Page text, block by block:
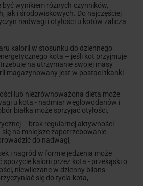
wynikiem różnych czynników,
jak i środowiskowych. Do najczęściej
nadwagi i otyłości u kotów zalicza
kalorii w stosunku do dziennego
kota – jeśli kot przyjmuje
na utrzymanie swojej masy
magazynowany jest w postaci tkanki
lub niezrównoważona dieta może
u kota - nadmiar węglowodanów i
białka może sprzyjać otyłości,
– brak regularnej aktywności
się na mniejsze zapotrzebowanie
do nadwagi,
i nagród w formie jedzenia może
spożycie kalorii przez kota - przekąski o
niewliczane w dzienny bilans
się do tycia kota,